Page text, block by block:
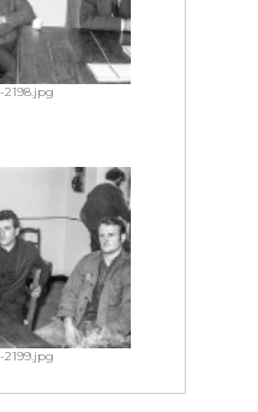
2198.jpg
2199.jpg